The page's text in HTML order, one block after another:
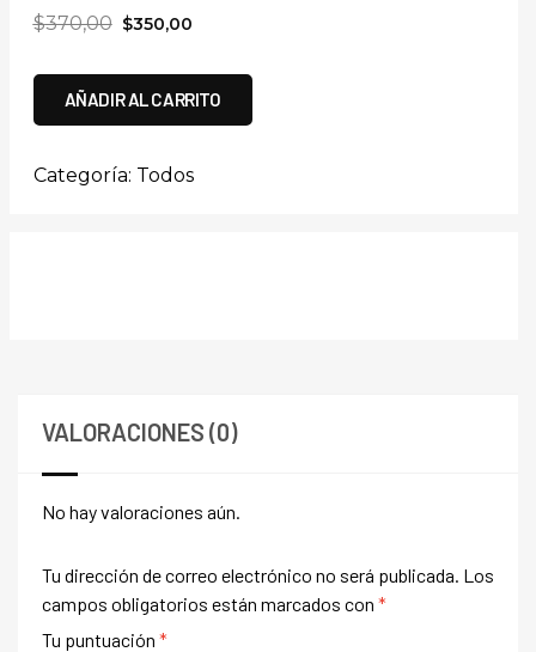
$370,00 $350,00
AÑADIR AL CARRITO
Categoría: Todos
VALORACIONES (0)
No hay valoraciones aún.
Tu dirección de correo electrónico no será publicada. Los
campos obligatorios están marcados con *
Tu puntuación *